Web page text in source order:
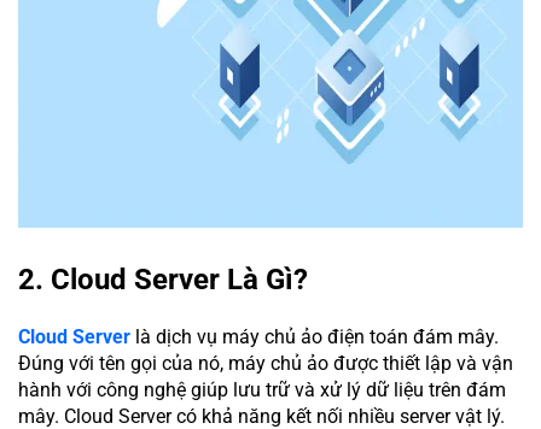
2. Cloud Server Là Gì?
Cloud Server là dịch vụ máy chủ ảo điện toán đám mây.
Đúng với tên gọi của nó, máy chủ ảo được thiết lập và vận
hành với công nghệ giúp lưu trữ và xử lý dữ liệu trên đám
mây. Cloud Server có khả năng kết nối nhiều server vật lý.